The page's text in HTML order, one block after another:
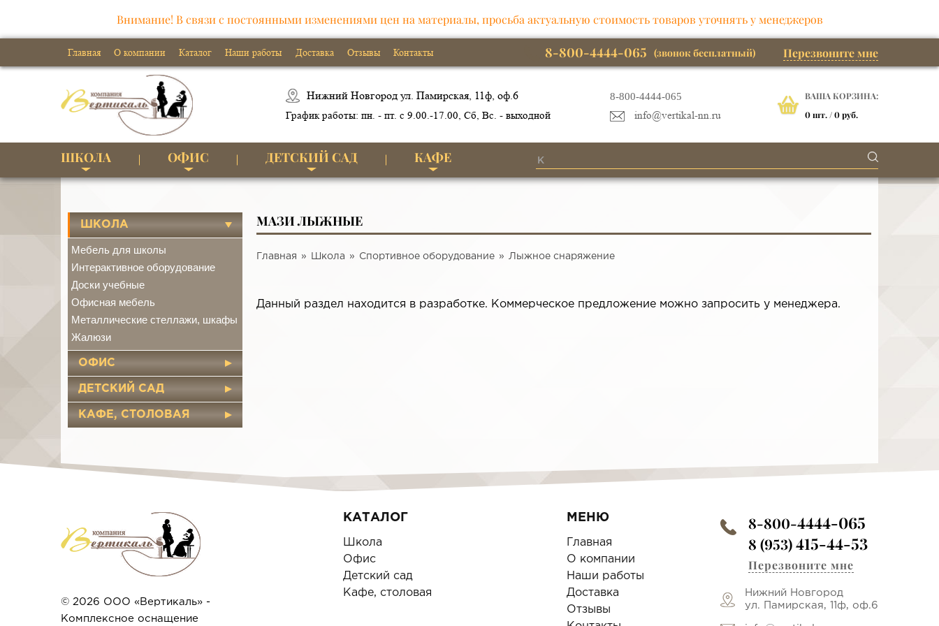
Внимание! В связи с постоянными изменениями цен на материалы, просьба актуальную стоимость товаров уточнять у менеджеров
Главная О компании Каталог Наши работы Доставка Отзывы Контакты 8-800-4444-065 (звонок бесплатный) Перезвоните мне
Нижний Новгород ул. Памирская, 11ф, оф.6
График работы: пн. - пт. с 9.00.-17.00, Сб, Вс. - выходной
8-800-4444-065
info@vertikal-nn.ru
ВАША КОРЗИНА:
0шт. /0 руб.
ШКОЛА ОФИС ДЕТСКИЙ САД КАФЕ
ШКОЛА
Мебель для школы
Интерактивное оборудование
Доски учебные
Офисная мебель
Металлические стеллажи, шкафы
Жалюзи
ОФИС
ДЕТСКИЙ САД
КАФЕ, СТОЛОВАЯ
МАЗИ ЛЫЖНЫЕ
Главная Школа Спортивное оборудование Лыжное снаряжение
Данный раздел находится в разработке. Коммерческое предложение можно запросить у менеджера.
© 2026 ООО «Вертикаль» -
Комплексное оснащение
КАТАЛОГ
Школа
Офис
Детский сад
Кафе, столовая
МЕНЮ
Главная
О компании
Наши работы
Доставка
Отзывы
8-800-4444-065
8 (953)415-44-53
Перезвоните мне
Нижний Новгород
ул. Памирская, 11ф, оф.6